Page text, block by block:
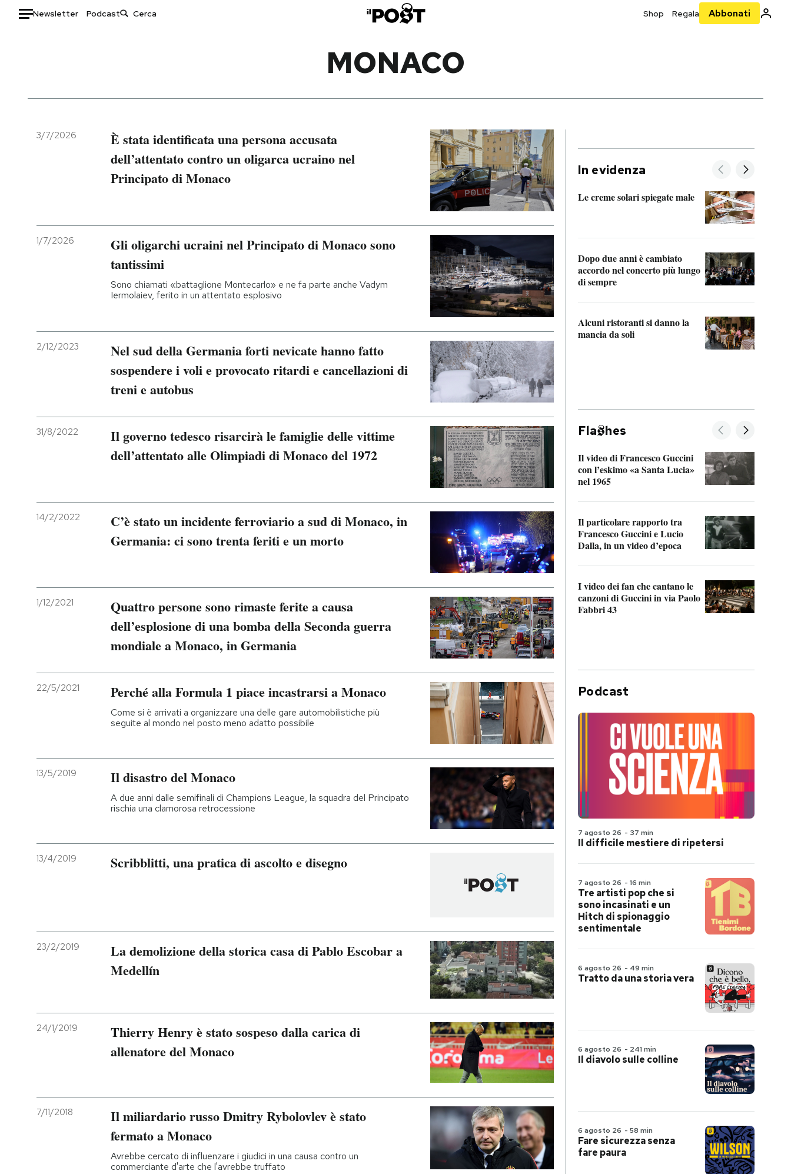
Newsletter Podcast Shop Regala Abbonati
Italia
Politica
Moda
Ok Boomer!
Media
Entra
MONACO
3/7/2026
È stata identificata una persona accusata
dell’attentato contro un oligarca ucraino nel
Principato di Monaco
1/7/2026
Gli oligarchi ucraini nel Principato di Monaco sono
tantissimi
Sono chiamati «battaglione Montecarlo» e ne fa parte anche Vadym
Iermolaiev, ferito in un attentato esplosivo
2/12/2023
Nel sud della Germania forti nevicate hanno fatto
sospendere i voli e provocato ritardi e cancellazioni di
treni e autobus
31/8/2022
Il governo tedesco risarcirà le famiglie delle vittime
dell’attentato alle Olimpiadi di Monaco del 1972
14/2/2022
C’è stato un incidente ferroviario a sud di Monaco, in
Germania: ci sono trenta feriti e un morto
1/12/2021
Quattro persone sono rimaste ferite a causa
dell’esplosione di una bomba della Seconda guerra
mondiale a Monaco, in Germania
22/5/2021 Perché alla Formula 1 piace incastrarsi a Monaco
Come si è arrivati a organizzare una delle gare automobilistiche più
seguite al mondo nel posto meno adatto possibile
13/5/2019 Il disastro del Monaco
A due anni dalle semifinali di Champions League, la squadra del Principato
rischia una clamorosa retrocessione
13/4/2019 Scribblitti, una pratica di ascolto e disegno
23/2/2019
La demolizione della storica casa di Pablo Escobar a
Medellín
24/1/2019
Thierry Henry è stato sospeso dalla carica di
allenatore del Monaco
7/11/2018
Il miliardario russo Dmitry Rybolovlev è stato
fermato a Monaco
Avrebbe cercato di influenzare i giudici in una causa contro un
commerciante d'arte che l'avrebbe truffato
In evidenza
Le creme solari spiegate male
Dopo due anni è cambiato
accordo nel concerto più lungo
di sempre
Alcuni ristoranti si danno la
mancia da soli
Fla hes
Il video di Francesco Guccini
con l’eskimo «a Santa Lucia»
nel 1965
Il particolare rapporto tra
Francesco Guccini e Lucio
Dalla, in un video d’epoca
I video dei fan che cantano le
canzoni di Guccini in via Paolo
Fabbri 43
Podcast
7 agosto 26 - 37 min
Il difficile mestiere di ripetersi
7 agosto 26 - 16 min
Tre artisti pop che si
sono incasinati e un
Hitch di spionaggio
sentimentale
6 agosto 26 - 49 min
Tratto da una storia vera
6 agosto 26 - 241 min
Il diavolo sulle colline
6 agosto 26 - 58 min
Fare sicurezza senza
fare paura